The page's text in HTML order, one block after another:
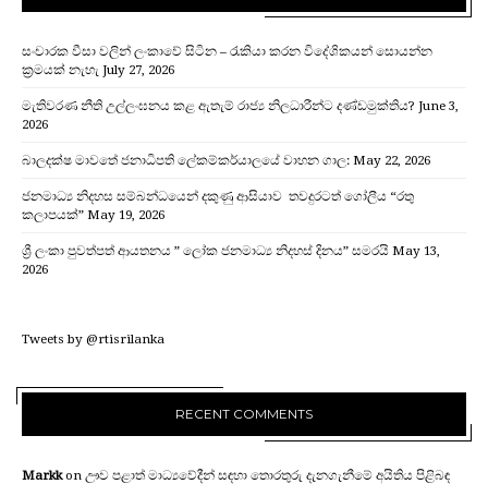
සංචාරක වීසා වලින් ලංකාවේ සිටින – රැකියා කරන විදේශිකයන් සොයන්න
ක්‍රමයක් නැහැ July 27, 2026
මැතිවරණ නීති උල්ලංඝනය කළ ඇතැම් රාජ්‍ය නිලධාරීන්ට දණ්ඩමුක්තිය? June 3,
2026
බාලදක්ෂ මාවතේ ජනාධිපති ලේකම්කර්යාලයේ වාහන ගාල: May 22, 2026
ජනමාධ්‍ය නිදහස සම්බන්ධයෙන් දකුණු ආසියාව තවදුරටත් ගෝලීය “රතු
කලාපයක්” May 19, 2026
ශ්‍රී ලංකා පුවත්පත් ආයතනය ” ලෝක ජනමාධ්‍ය නිදහස් දිනය” සමරයි May 13,
2026
Tweets by @rtisrilanka
RECENT COMMENTS
Markkon ඌව පළාත් මාධ්‍යවේදීන් සඳහා තොරතුරු දැනගැනීමේ අයිතිය පිළිබඳ